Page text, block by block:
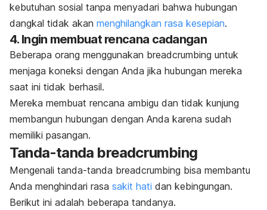
kebutuhan sosial tanpa menyadari bahwa hubungan
dangkal tidak akan menghilangkan rasa kesepian.
4. Ingin membuat rencana cadangan
Beberapa orang menggunakan breadcrumbing untuk
menjaga koneksi dengan Anda jika hubungan mereka
saat ini tidak berhasil.
Mereka membuat rencana ambigu dan tidak kunjung
membangun hubungan dengan Anda karena sudah
memiliki pasangan.
Tanda-tanda breadcrumbing
Mengenali tanda-tanda breadcrumbing bisa membantu
Anda menghindari rasa sakit hati dan kebingungan.
Berikut ini adalah beberapa tandanya.